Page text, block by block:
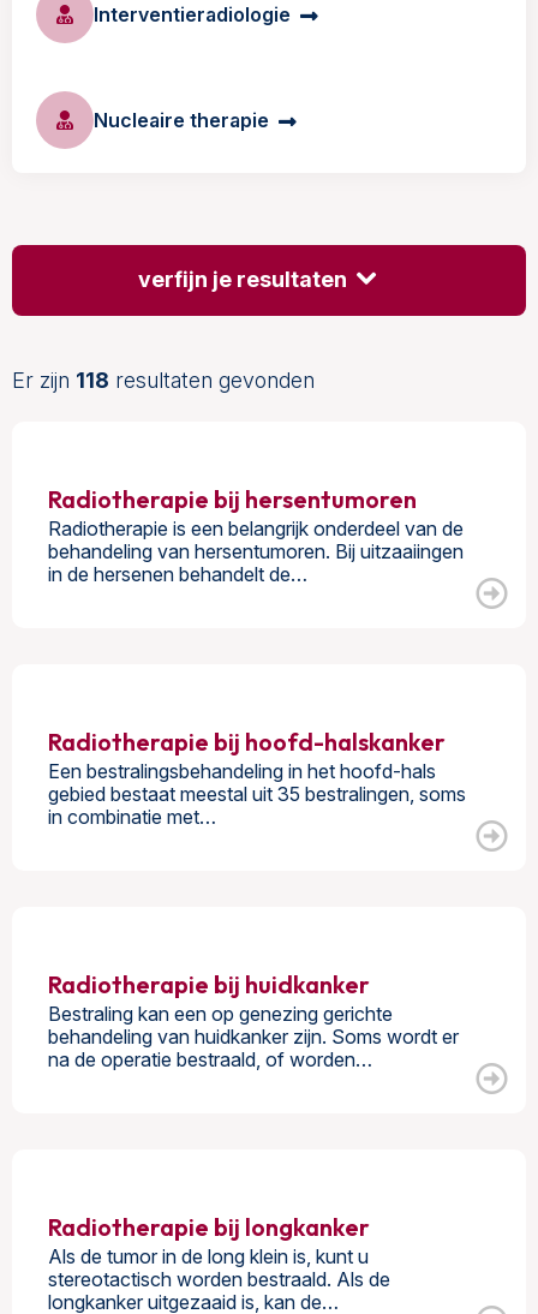
Interventieradiologie
Nucleaire therapie
verfijn je resultaten
Er zijn 118 resultaten gevonden
Radiotherapie bij hersentumoren
Radiotherapie is een belangrijk onderdeel van de
behandeling van hersentumoren. Bij uitzaaiingen
in de hersenen behandelt de…
Radiotherapie bij hoofd-halskanker
Een bestralingsbehandeling in het hoofd-hals
gebied bestaat meestal uit 35 bestralingen, soms
in combinatie met…
Radiotherapie bij huidkanker
Bestraling kan een op genezing gerichte
behandeling van huidkanker zijn. Soms wordt er
na de operatie bestraald, of worden…
Radiotherapie bij longkanker
Als de tumor in de long klein is, kunt u
stereotactisch worden bestraald. Als de
longkanker uitgezaaid is, kan de…